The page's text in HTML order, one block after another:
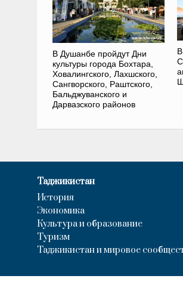
В Душанбе пройдут Дни
культуры города Бохтара,
Ховалингского, Лахшского,
Сангворского, Раштского,
Бальджуванского и
Дарвазского районов
Таджикистан
История
Экономика
Культура и образование
Туризм
Таджикистан и мировое